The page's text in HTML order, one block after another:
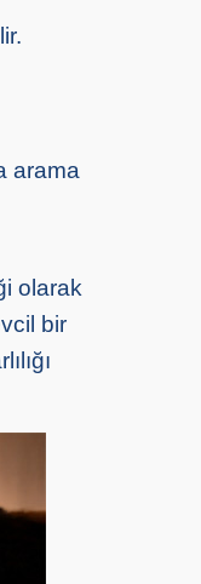
arama
olarak
bir